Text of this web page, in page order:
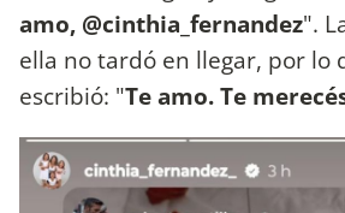
amo, @cinthia_fernandez".
ella no tardó en llegar, por lo
escribió: "Te amo. Te